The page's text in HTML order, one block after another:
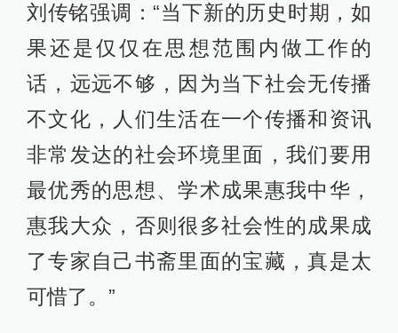
刘传铭强调：“当下新的历史时期，如
果还是仅仅在思想范围内做工作的
话，远远不够，因为当下社会无传播
不文化，人们生活在一个传播和资讯
非常发达的社会环境里面，我们要用
最优秀的思想、学术成果惠我中华，
惠我大众，否则很多社会性的成果成
了专家自己书斋里面的宝藏，真是太
可惜了。”